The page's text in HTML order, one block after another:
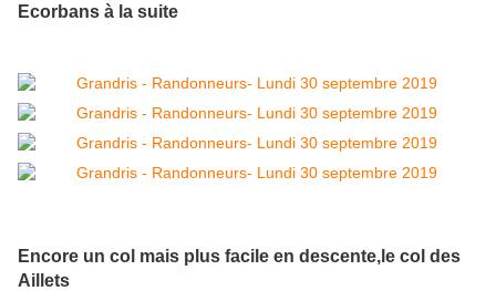
Ecorbans à la suite
Encore un col mais plus facile en descente,le col des
Aillets